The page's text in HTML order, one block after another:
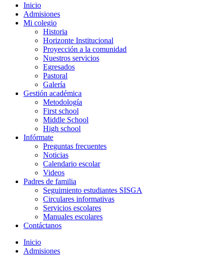
Inicio
Admisiones
Mi colegio
Historia
Horizonte Institucional
Proyección a la comunidad
Nuestros servicios
Egresados
Pastoral
Galería
Gestión académica
Metodología
First school
Middle School
High school
Infórmate
Preguntas frecuentes
Noticias
Calendario escolar
Videos
Padres de familia
Seguimiento estudiantes SISGA
Circulares informativas
Servicios escolares
Manuales escolares
Contáctanos
Inicio
Admisiones